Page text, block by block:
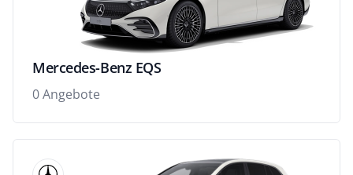
Mercedes-Benz EQS
0 Angebote